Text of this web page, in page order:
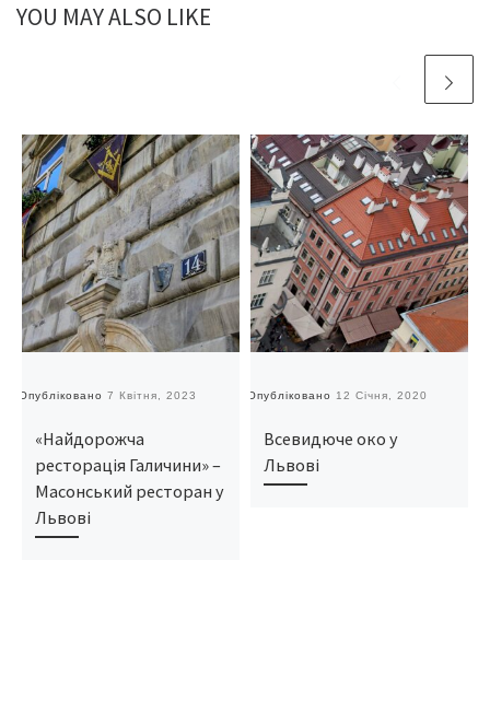
YOU MAY ALSO LIKE
Опубліковано 7 Квітня, 2023
«Найдорожча
ресторація Галичини» –
Масонський ресторан у
Львові
Опубліковано 12 Січня, 2020
Всевидюче око у
Львові